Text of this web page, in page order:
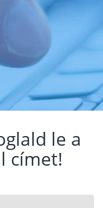
le a
címet!